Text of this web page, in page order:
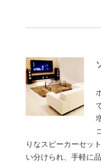
りなスピーカーセッ
い分けられ、手軽に